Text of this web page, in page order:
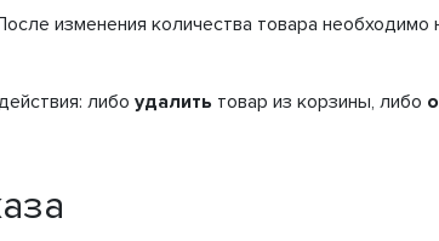
изменения количества товара необходимо
либо удалить товар из корзины, либо